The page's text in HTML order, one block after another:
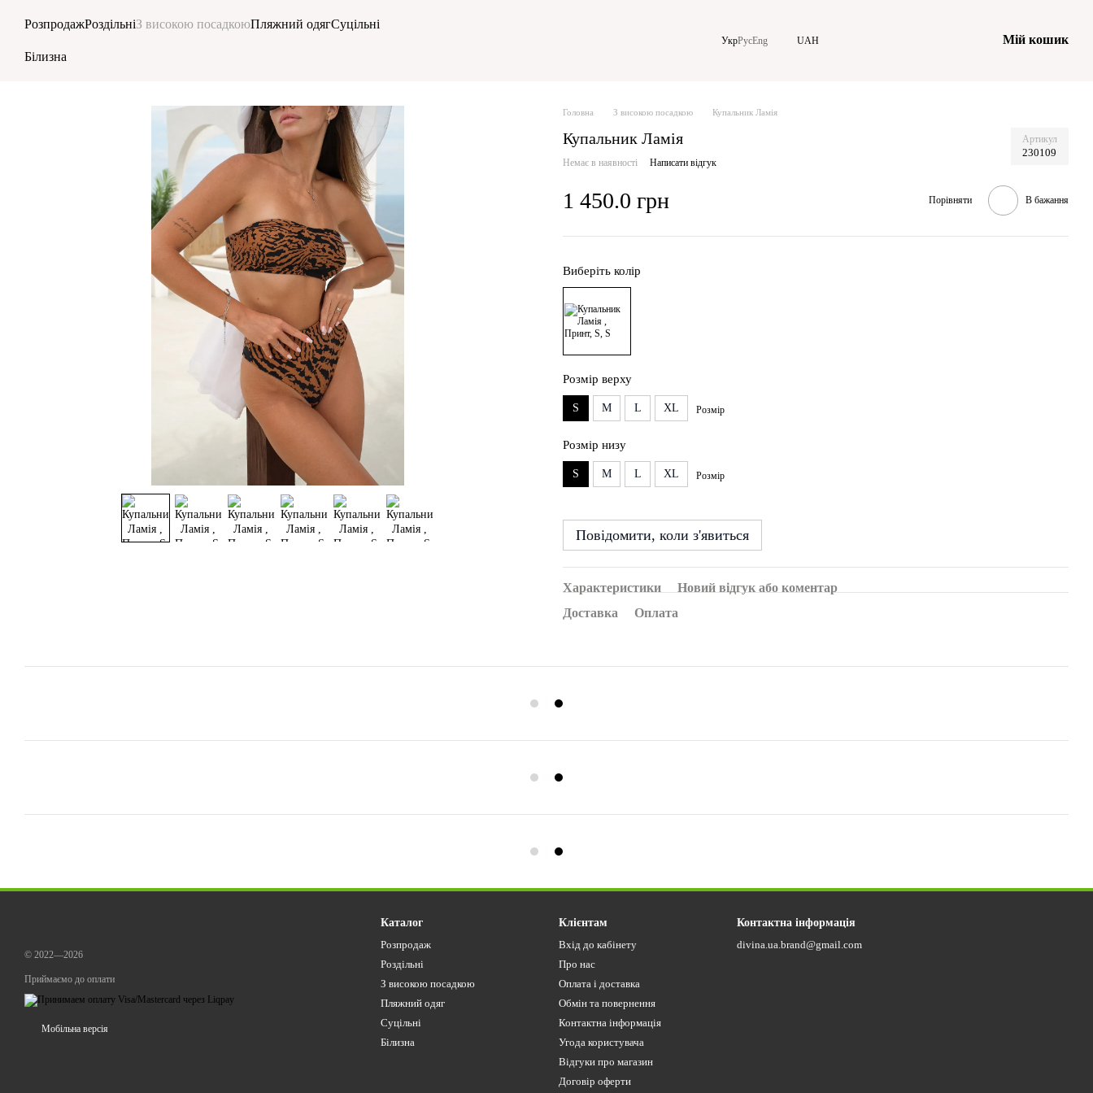
РозпродажРоздільніЗ високою посадкоюПляжний одягСуцільні
Білизна
УкрРусEng UAH Мій кошик
Головна З високою посадкою Купальник Ламія
Купальник Ламія Артикул
230109
Немає в наявності Написати відгук
1 450.0 грн Порівняти В бажання
Виберіть колір
Розмір верху
S M L XL Розмір
Розмір низу
S M L XL Розмір
Повідомити, коли з'явиться
Характеристики
Новий відгук або коментар
Доставка
Оплата
© 2022—2026
Приймаємо до оплати
Мобільна версія
Каталог
Розпродаж
Роздільні
З високою посадкою
Пляжний одяг
Суцільні
Білизна
Клієнтам
Вхід до кабінету
Про нас
Оплата і доставка
Обмін та повернення
Контактна інформація
Угода користувача
Відгуки про магазин
Договір оферти
Контактна інформація
divina.ua.brand@gmail.com